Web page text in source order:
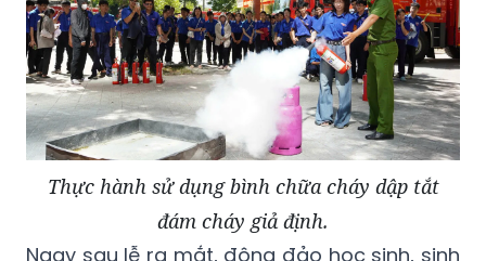
Thực hành sử dụng bình chữa cháy dập tắt
đám cháy giả định.
Ngay sau lễ ra mắt, đông đảo học sinh, sinh